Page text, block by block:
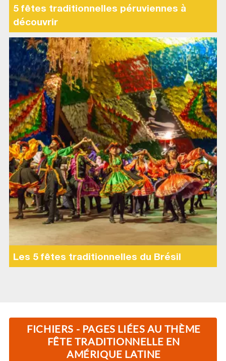
5 fêtes traditionnelles péruviennes à
découvrir
Les 5 fêtes traditionnelles du Brésil
FICHIERS - PAGES LIÉES AU THÈME
FÊTE TRADITIONNELLE EN
AMÉRIQUE LATINE